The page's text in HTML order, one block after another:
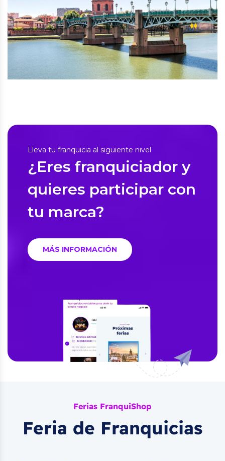
Lleva tu franquicia al siguiente nivel
¿Eres franquiciador y
quieres participar con
tu marca?
MÁS INFORMACIÓN
Ferias FranquiShop
Feria de Franquicias